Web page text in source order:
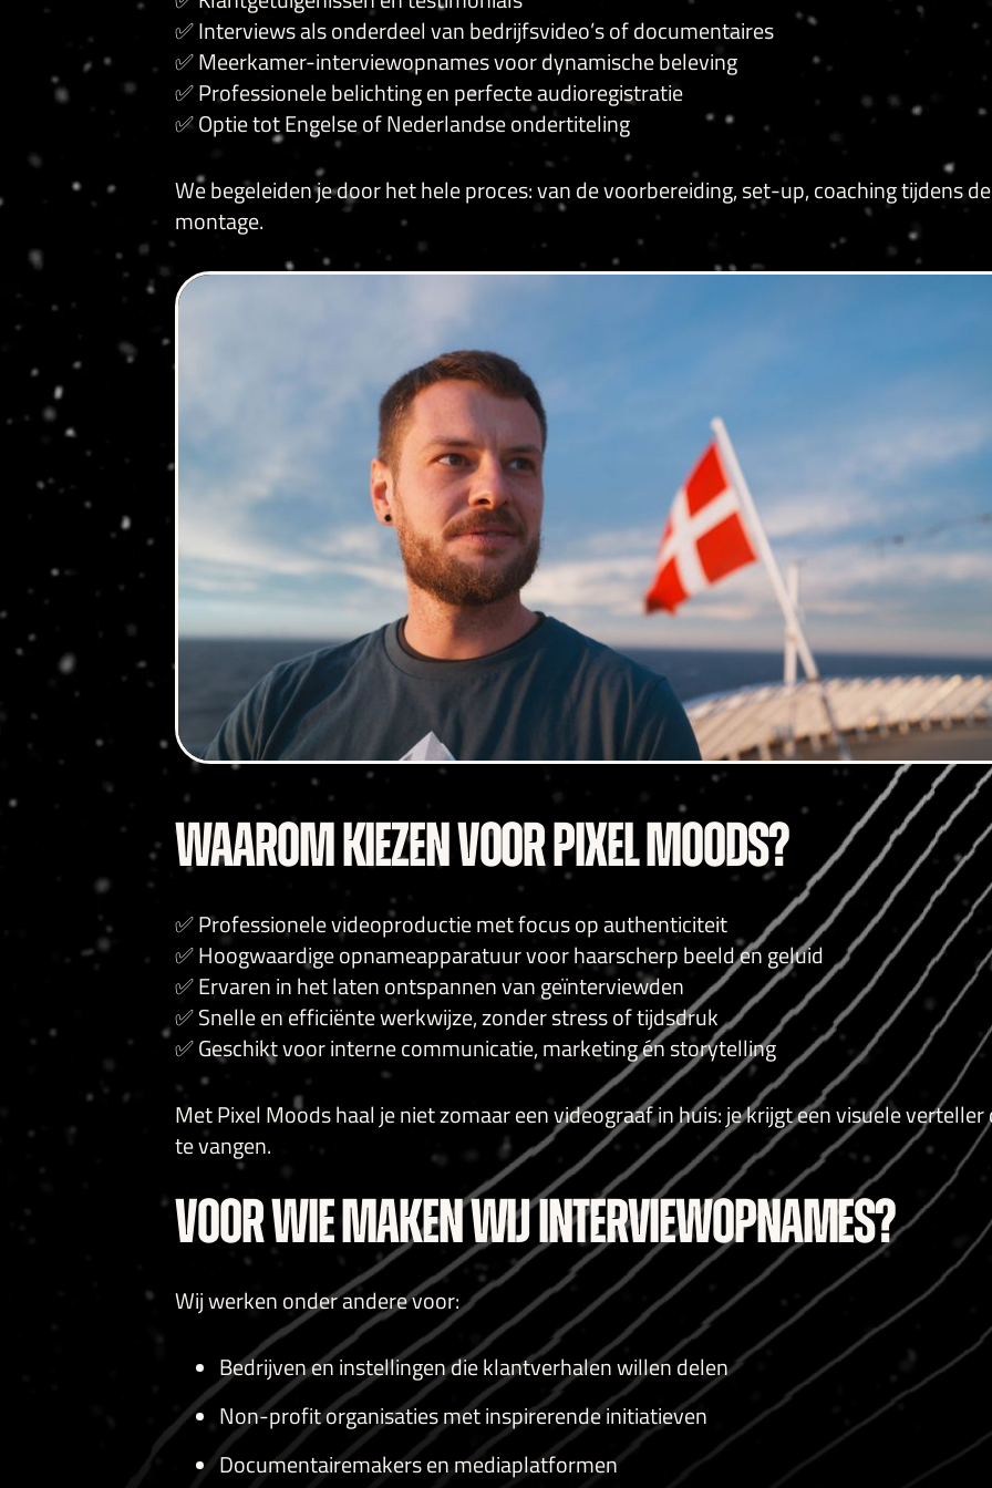
✅ Interviews als onderdeel van bedrijfsvideo’s of documentaires
✅ Meerkamer-interviewopnames voor dynamische beleving
✅ Professionele belichting en perfecte audioregistratie
✅ Optie tot Engelse of Nederlandse ondertiteling
We begeleiden je door het hele proces: van de voorbereiding, set-up, coaching tijdens
montage.
WAAROM KIEZEN VOOR PIXEL MOODS?
✅ Professionele videoproductie met focus op authenticiteit
✅ Hoogwaardige opnameapparatuur voor haarscherp beeld en geluid
✅ Ervaren in het laten ontspannen van geïnterviewden
✅ Snelle en efficiënte werkwijze, zonder stress of tijdsdruk
✅ Geschikt voor interne communicatie, marketing én storytelling
Met Pixel Moods haal je niet zomaar een videograaf in huis: je krijgt een visuele
te vangen.
VOOR WIE MAKEN WIJ INTERVIEWOPNAMES?
Wij werken onder andere voor:
Bedrijven en instellingen die klantverhalen willen delen
Non-profit organisaties met inspirerende initiatieven
Documentairemakers en mediaplatformen